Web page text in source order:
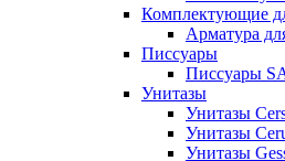
Комплектующие
Арматура
Писсуары
Писсуары
Унитазы
Унитазы
Унитазы
Унитазы